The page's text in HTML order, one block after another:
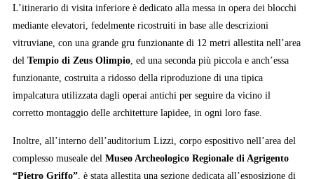
L’itinerario di visita inferiore è dedicato alla messa in opera dei blocchi
mediante elevatori, fedelmente ricostruiti in base alle descrizioni
vitruviane, con una grande gru funzionante di 12 metri allestita nell’area
del Tempio di Zeus Olimpio, ed una seconda più piccola e anch’essa
funzionante, costruita a ridosso della riproduzione di una tipica
impalcatura utilizzata dagli operai antichi per seguire da vicino il
corretto montaggio delle architetture lapidee, in ogni loro fase.
Inoltre, all’interno dell’auditorium Lizzi, corpo espositivo nell’area del
complesso museale del Museo Archeologico Regionale di Agrigento
“Pietro Griffo”, è stata allestita una sezione dedicata all’esposizione di